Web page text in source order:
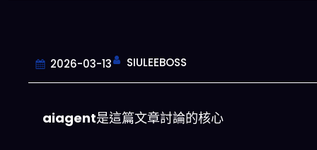
2026-03-13 SIULEEBOSS
aiagent是這篇文章討論的核心